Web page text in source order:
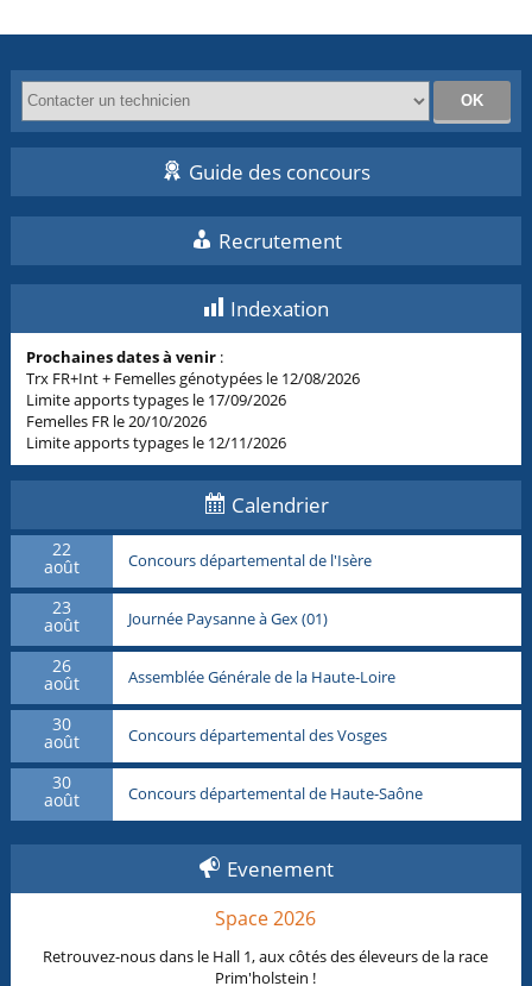
Guide des concours
Recrutement
Indexation
Prochaines dates à venir :
Trx FR+Int + Femelles génotypées le 12/08/2026
Limite apports typages le 17/09/2026
Femelles FR le 20/10/2026
Limite apports typages le 12/11/2026
Calendrier
22
août Concours départemental de l'Isère
23
août Journée Paysanne à Gex (01)
26
août Assemblée Générale de la Haute-Loire
30
août Concours départemental des Vosges
30
août Concours départemental de Haute-Saône
Evenement
Space 2026
Retrouvez-nous dans le Hall 1, aux côtés des éleveurs de la race
Prim'holstein !